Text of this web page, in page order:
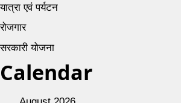
यात्रा एवं पर्यटन
रोजगार
सरकारी योजना
Calendar